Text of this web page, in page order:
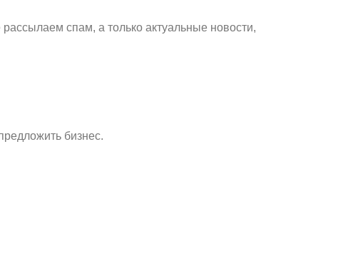
спам, а только актуальные новости,
бизнес.